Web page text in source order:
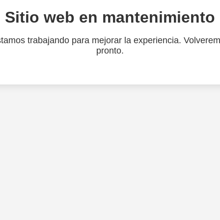
Sitio web en mantenimiento
trabajando para mejorar la experiencia.
pronto.